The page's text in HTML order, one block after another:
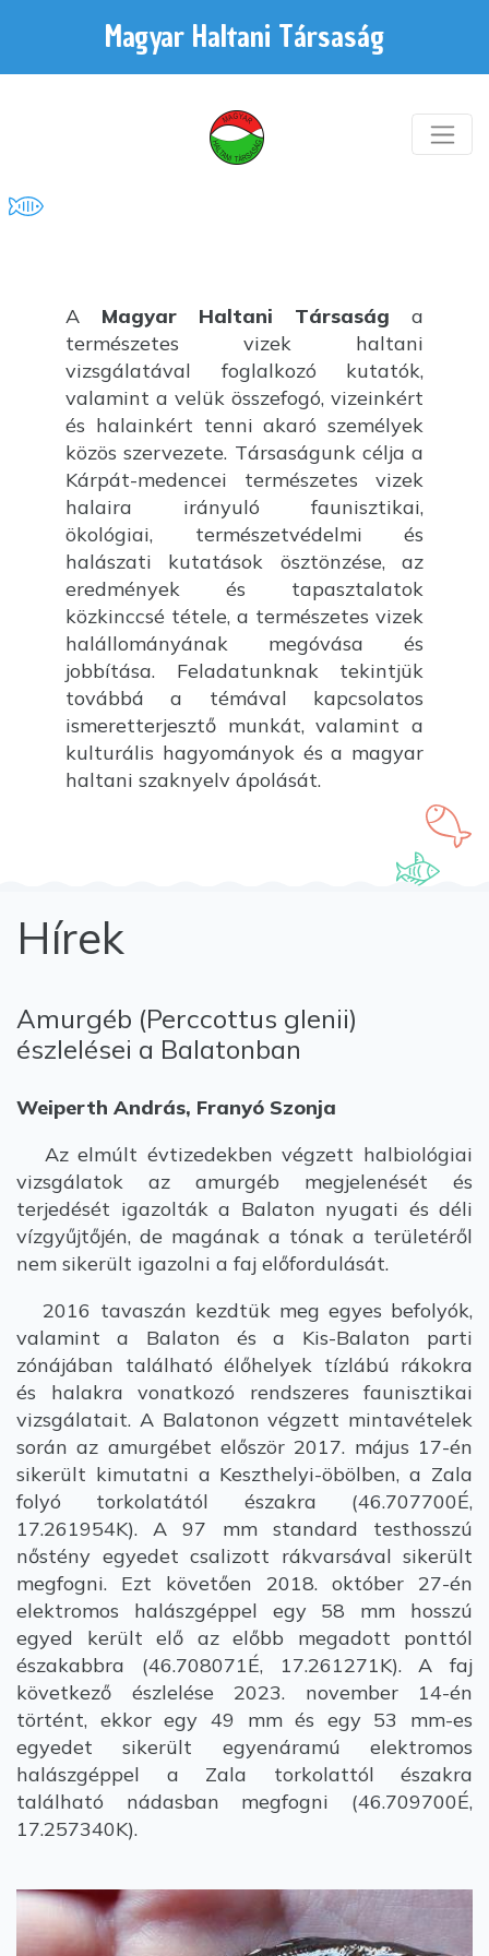
Magyar Haltani Társaság
A Magyar Haltani Társaság a
természetes vizek haltani
vizsgálatával foglalkozó kutatók,
valamint a velük összefogó, vizeinkért
és halainkért tenni akaró személyek
közös szervezete. Társaságunk célja a
Kárpát-medencei természetes vizek
halaira irányuló faunisztikai,
ökológiai, természetvédelmi és
halászati kutatások ösztönzése, az
eredmények és tapasztalatok
közkinccsé tétele, a természetes vizek
halállományának megóvása és
jobbítása. Feladatunknak tekintjük
továbbá a témával kapcsolatos
ismeretterjesztő munkát, valamint a
kulturális hagyományok és a magyar
haltani szaknyelv ápolását.
Hírek
Amurgéb (Perccottus glenii)
észlelései a Balatonban
Weiperth András, Franyó Szonja
Az elmúlt évtizedekben végzett halbiológiai
vizsgálatok az amurgéb megjelenését és
terjedését igazolták a Balaton nyugati és déli
vízgyűjtőjén, de magának a tónak a területéről
nem sikerült igazolni a faj előfordulását.
2016 tavaszán kezdtük meg egyes befolyók,
valamint a Balaton és a Kis-Balaton parti
zónájában található élőhelyek tízlábú rákokra
és halakra vonatkozó rendszeres faunisztikai
vizsgálatait. A Balatonon végzett mintavételek
során az amurgébet először 2017. május 17-én
sikerült kimutatni a Keszthelyi-öbölben, a Zala
folyó torkolatától északra (46.707700É,
17.261954K). A 97 mm standard testhosszú
nőstény egyedet csalizott rákvarsával sikerült
megfogni. Ezt követően 2018. október 27-én
elektromos halászgéppel egy 58 mm hosszú
egyed került elő az előbb megadott ponttól
északabbra (46.708071É, 17.261271K). A faj
következő észlelése 2023. november 14-én
történt, ekkor egy 49 mm és egy 53 mm-es
egyedet sikerült egyenáramú elektromos
halászgéppel a Zala torkolattól északra
található nádasban megfogni (46.709700É,
17.257340K).